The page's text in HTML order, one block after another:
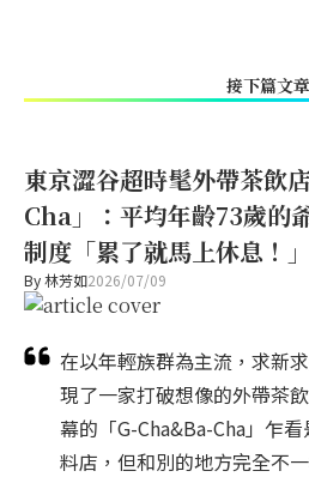
接下篇文章
東京澀谷超時髦外帶茶飲
Cha」：平均年齡73歲的
制度「累了就馬上休息！」
By林芳如2026/07/09
在以年輕族群為主流，求新
現了一家打破想像的外帶茶
幕的「G-Cha&Ba-Cha」乍
料店，但和別的地方完全不